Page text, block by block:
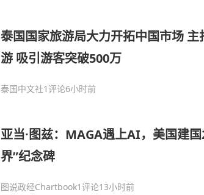
泰国国家旅游局大力开拓中国市场
游 吸引游客突破500万
泰国中文社1评论6小时前
亚当·图兹：MAGA遇上AI，美国建
界”纪念碑
图说政经Chartbook1评论13小时前